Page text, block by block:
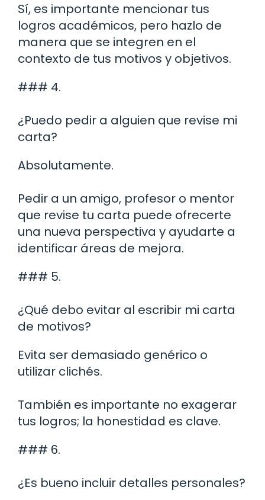
Sí, es importante mencionar tus
logros académicos, pero hazlo de
manera que se integren en el
contexto de tus motivos y objetivos.
### 4.
¿Puedo pedir a alguien que revise mi
carta?
Absolutamente.
Pedir a un amigo, profesor o mentor
que revise tu carta puede ofrecerte
una nueva perspectiva y ayudarte a
identificar áreas de mejora.
### 5.
¿Qué debo evitar al escribir mi carta
de motivos?
Evita ser demasiado genérico o
utilizar clichés.
También es importante no exagerar
tus logros; la honestidad es clave.
### 6.
¿Es bueno incluir detalles personales?